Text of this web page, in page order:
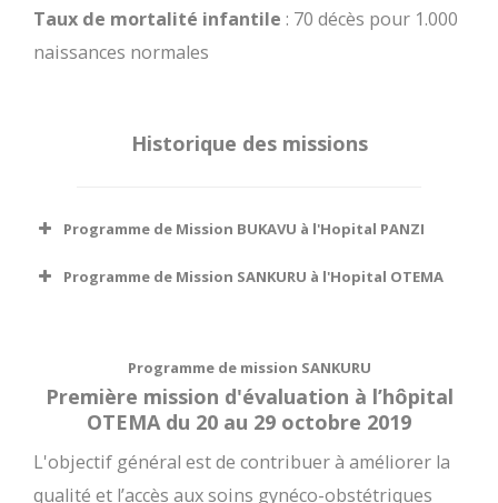
Taux de mortalité infantile : 70 décès pour 1.000
naissances normales
Historique des missions
Programme de Mission BUKAVU à l'Hopital PANZI
Programme de Mission SANKURU à l'Hopital OTEMA
Programme de mission SANKURU
Première mission d'évaluation à l’hôpital
OTEMA du 20 au 29 octobre 2019
L'objectif général est de contribuer à améliorer la
qualité et l’accès aux soins gynéco-obstétriques